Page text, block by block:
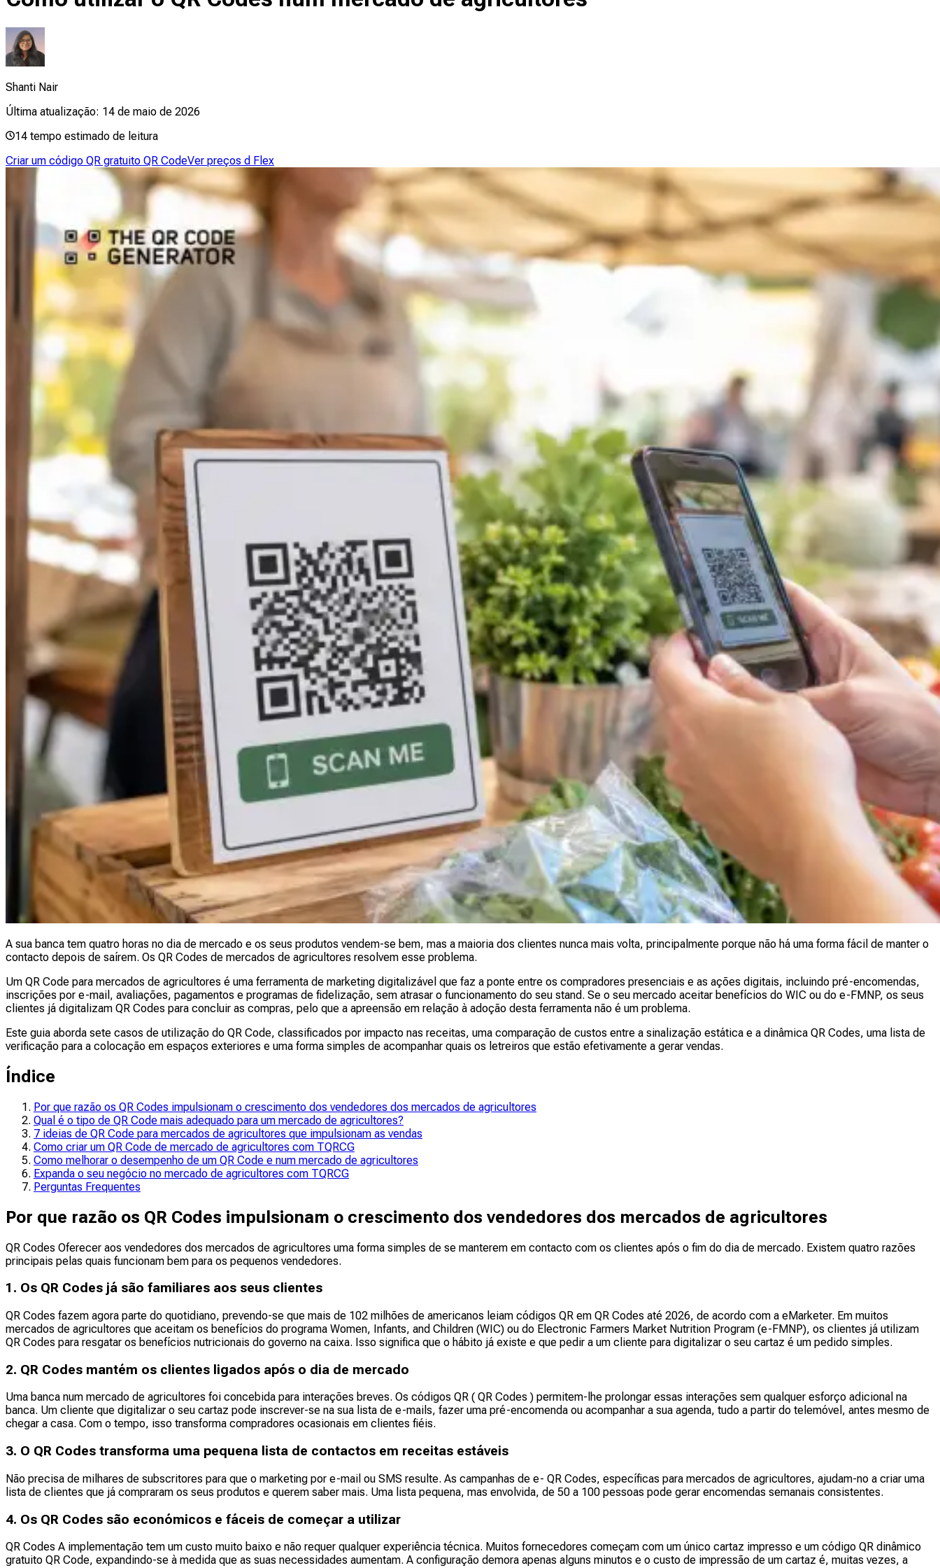
Shanti Nair
Última atualização: 14 de maio de 2026
14 tempo estimado de leitura
Criar um código QR gratuito QR CodeVer preços d Flex
A sua banca tem quatro horas no dia de mercado e os seus produtos vendem-se bem, mas a maioria dos clientes nunca mais volta, principalmente porque não há uma forma fácil de manter o
contacto depois de saírem. Os QR Codes de mercados de agricultores resolvem esse problema.
Um QR Code para mercados de agricultores é uma ferramenta de marketing digitalizável que faz a ponte entre os compradores presenciais e as ações digitais, incluindo pré-encomendas,
inscrições por e-mail, avaliações, pagamentos e programas de fidelização, sem atrasar o funcionamento do seu stand. Se o seu mercado aceitar benefícios do WIC ou do e-FMNP, os seus
clientes já digitalizam QR Codes para concluir as compras, pelo que a apreensão em relação à adoção desta ferramenta não é um problema.
Este guia aborda sete casos de utilização do QR Code, classificados por impacto nas receitas, uma comparação de custos entre a sinalização estática e a dinâmica QR Codes, uma lista de
verificação para a colocação em espaços exteriores e uma forma simples de acompanhar quais os letreiros que estão efetivamente a gerar vendas.
Índice
Por que razão os QR Codes impulsionam o crescimento dos vendedores dos mercados de agricultores
Qual é o tipo de QR Code mais adequado para um mercado de agricultores?
7 ideias de QR Code para mercados de agricultores que impulsionam as vendas
Como criar um QR Code de mercado de agricultores com TQRCG
Como melhorar o desempenho de um QR Code e num mercado de agricultores
Expanda o seu negócio no mercado de agricultores com TQRCG
Perguntas Frequentes
Por que razão os QR Codes impulsionam o crescimento dos vendedores dos mercados de agricultores
QR Codes Oferecer aos vendedores dos mercados de agricultores uma forma simples de se manterem em contacto com os clientes após o fim do dia de mercado. Existem quatro razões
principais pelas quais funcionam bem para os pequenos vendedores.
1. Os QR Codes já são familiares aos seus clientes
QR Codes fazem agora parte do quotidiano, prevendo-se que mais de 102 milhões de americanos leiam códigos QR em QR Codes até 2026, de acordo com a eMarketer. Em muitos
mercados de agricultores que aceitam os benefícios do programa Women, Infants, and Children (WIC) ou do Electronic Farmers Market Nutrition Program (e-FMNP), os clientes já utilizam
QR Codes para resgatar os benefícios nutricionais do governo na caixa. Isso significa que o hábito já existe e que pedir a um cliente para digitalizar o seu cartaz é um pedido simples.
2. QR Codes mantém os clientes ligados após o dia de mercado
Uma banca num mercado de agricultores foi concebida para interações breves. Os códigos QR ( QR Codes ) permitem-lhe prolongar essas interações sem qualquer esforço adicional na
banca. Um cliente que digitalizar o seu cartaz pode inscrever-se na sua lista de e-mails, fazer uma pré-encomenda ou acompanhar a sua agenda, tudo a partir do telemóvel, antes mesmo de
chegar a casa. Com o tempo, isso transforma compradores ocasionais em clientes fiéis.
3. O QR Codes transforma uma pequena lista de contactos em receitas estáveis
Não precisa de milhares de subscritores para que o marketing por e-mail ou SMS resulte. As campanhas de e- QR Codes, específicas para mercados de agricultores, ajudam-no a criar uma
lista de clientes que já compraram os seus produtos e querem saber mais. Uma lista pequena, mas envolvida, de 50 a 100 pessoas pode gerar encomendas semanais consistentes.
4. Os QR Codes são económicos e fáceis de começar a utilizar
QR Codes A implementação tem um custo muito baixo e não requer qualquer experiência técnica. Muitos fornecedores começam com um único cartaz impresso e um código QR dinâmico
gratuito QR Code, expandindo-se à medida que as suas necessidades aumentam. A configuração demora apenas alguns minutos e o custo de impressão de um cartaz é, muitas vezes, a